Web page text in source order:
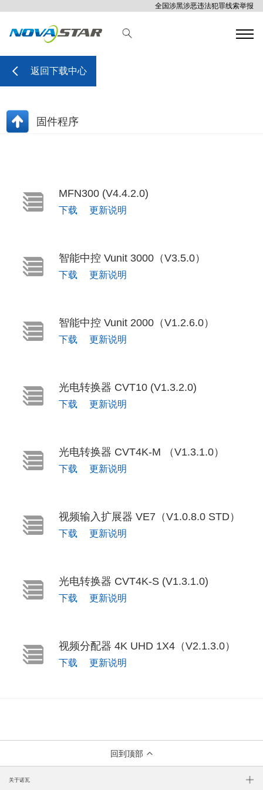
全国涉黑涉恶违法犯罪线索举报
返回下载中心
固件程序
MFN300 (V4.4.2.0)
下载 更新说明
智能中控 Vunit 3000（V3.5.0）
下载 更新说明
智能中控 Vunit 2000（V1.2.6.0）
下载 更新说明
光电转换器 CVT10 (V1.3.2.0)
下载 更新说明
光电转换器 CVT4K-M （V1.3.1.0）
下载 更新说明
视频输入扩展器 VE7（V1.0.8.0 STD）
下载 更新说明
光电转换器 CVT4K-S (V1.3.1.0)
下载 更新说明
视频分配器 4K UHD 1X4（V2.1.3.0）
下载 更新说明
回到顶部
关于诺瓦